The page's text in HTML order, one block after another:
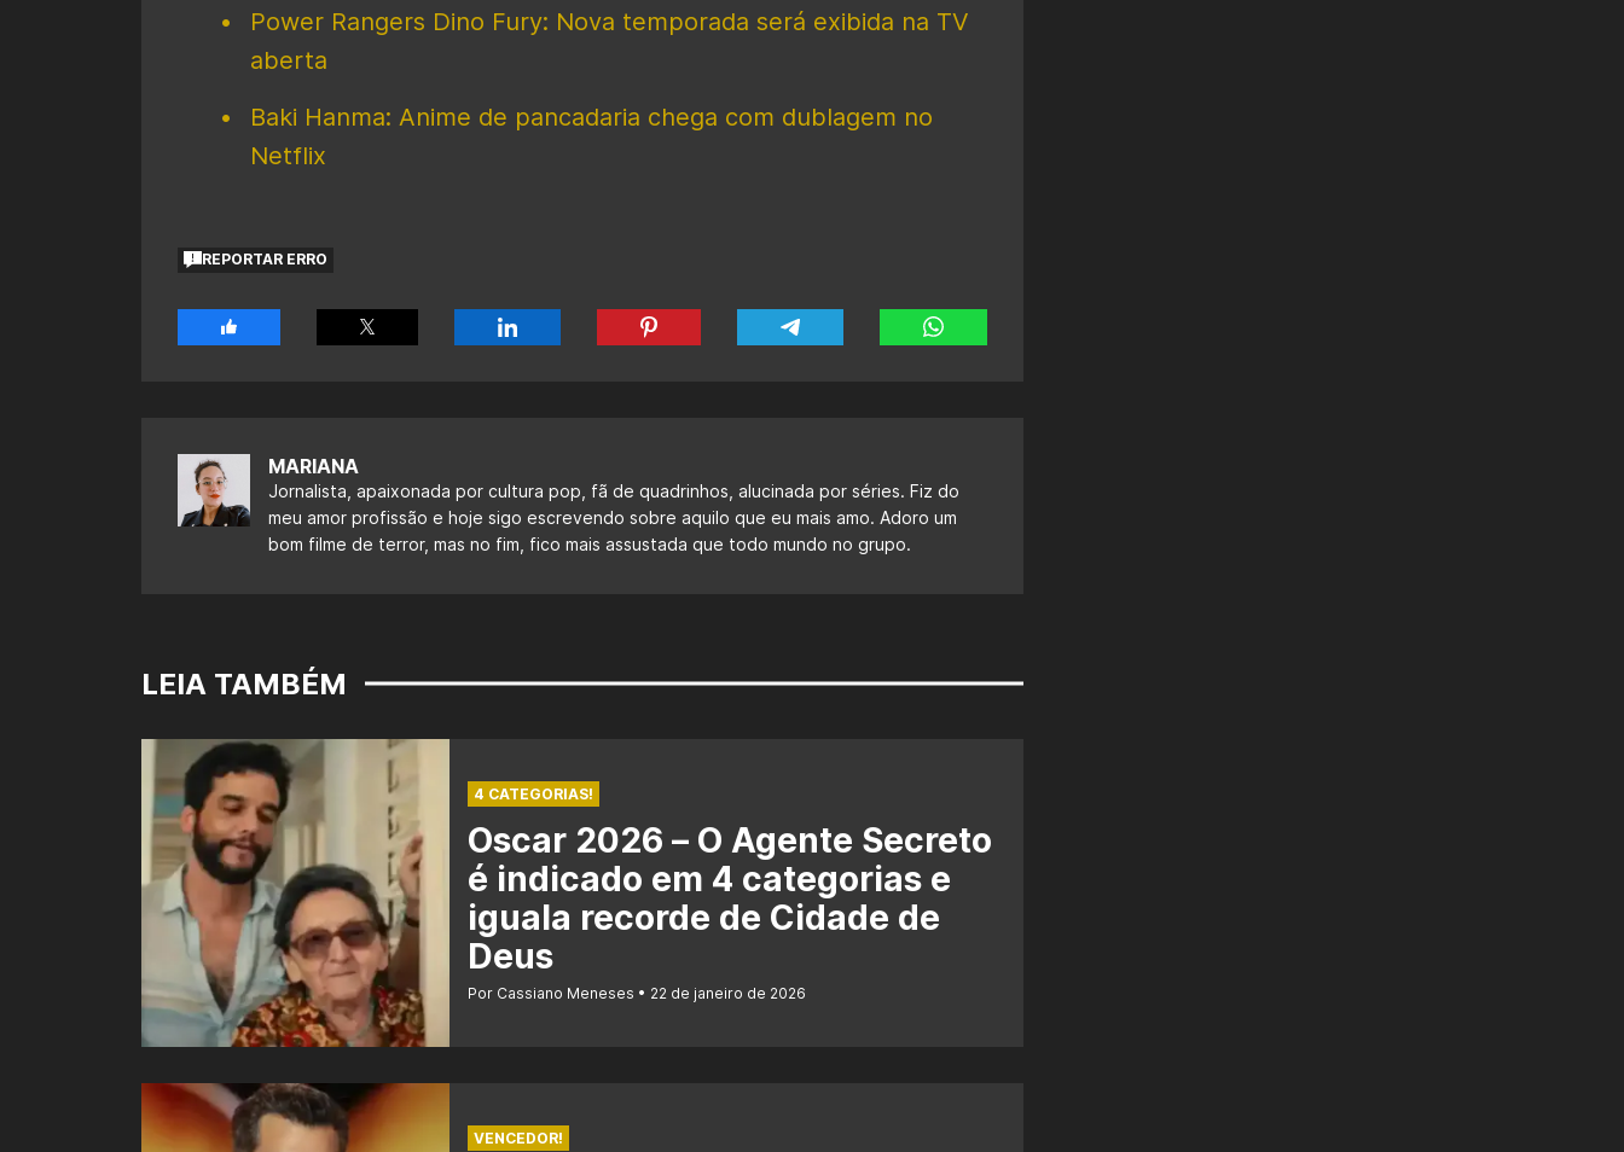
Power Rangers Dino Fury: Nova temporada será exibida na TV
aberta
Baki Hanma: Anime de pancadaria chega com dublagem no
Netflix
REPORTAR ERRO
MARIANA
Jornalista, apaixonada por cultura pop, fã de quadrinhos, alucinada por séries. Fiz do
meu amor profissão e hoje sigo escrevendo sobre aquilo que eu mais amo. Adoro um
bom filme de terror, mas no fim, fico mais assustada que todo mundo no grupo.
LEIA TAMBÉM
4 CATEGORIAS!
Oscar 2026 – O Agente Secreto
é indicado em 4 categorias e
iguala recorde de Cidade de
Deus
Por Cassiano Meneses 22 de janeiro de 2026
VENCEDOR!